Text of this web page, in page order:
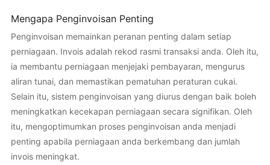
Mengapa Penginvoisan Penting
Penginvoisan memainkan peranan penting dalam setiap
perniagaan. Invois adalah rekod rasmi transaksi anda. Oleh itu,
ia membantu perniagaan menjejaki pembayaran, mengurus
aliran tunai, dan memastikan pematuhan peraturan cukai.
Selain itu, sistem penginvoisan yang diurus dengan baik boleh
meningkatkan kecekapan perniagaan secara signifikan. Oleh
itu, mengoptimumkan proses penginvoisan anda menjadi
penting apabila perniagaan anda berkembang dan jumlah
invois meningkat.